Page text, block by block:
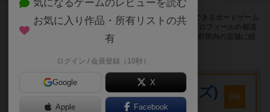
アグリコラ：牧場の動物たち THE BIG BOXで遊ぶことができるボードゲーム
カフェ・プレイスペースが73店登録されています。公開プロフィールの都道
府県が設定されたアカウントでログインすると、同じ都道府県内の店舗に絞
キウイ！(旧:キウイゲームズ)
大阪府大阪市中央区森ノ宮中央2-8-2 永田中央ビル2階
PR
気になるゲームのレビューを読む
お気に入り作品・所有リストの共
有
ログイン / 会員登録（10秒）
Google X
Apple Facebook